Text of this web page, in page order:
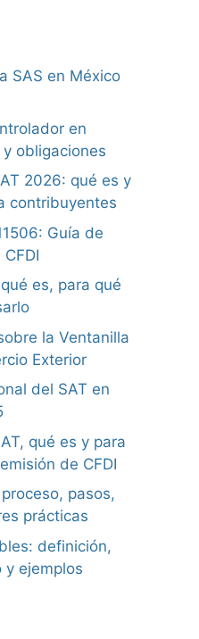
SAS en México
en
obligaciones
2026: qué es y
contribuyentes
Guía de
es, para qué
la Ventanilla
Exterior
del SAT en
qué es y para
de CFDI
pasos,
prácticas
definición,
y ejemplos